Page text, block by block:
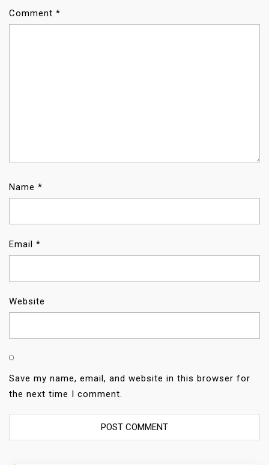
Comment *
Name *
Email *
Website
Save my name, email, and website in this browser for
the next time I comment.